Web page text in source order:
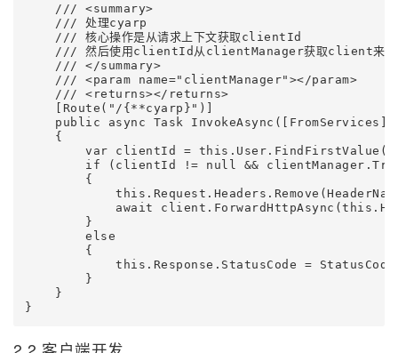
    /// <summary>
    /// 处理cyarp
    /// 核心操作是从请求上下文获取clientId
/// 然后使用clientId从clientManager获取client来
    /// </summary>
    /// <param name="clientManager"></param>
    /// <returns></returns>
    [Route("/{**cyarp}")]
public async Task InvokeAsync([FromServices]
    {
var clientId =
if (clientId != null &&
        {
await
        }
        else
        {
this.Response.StatusCode =
        }
    }